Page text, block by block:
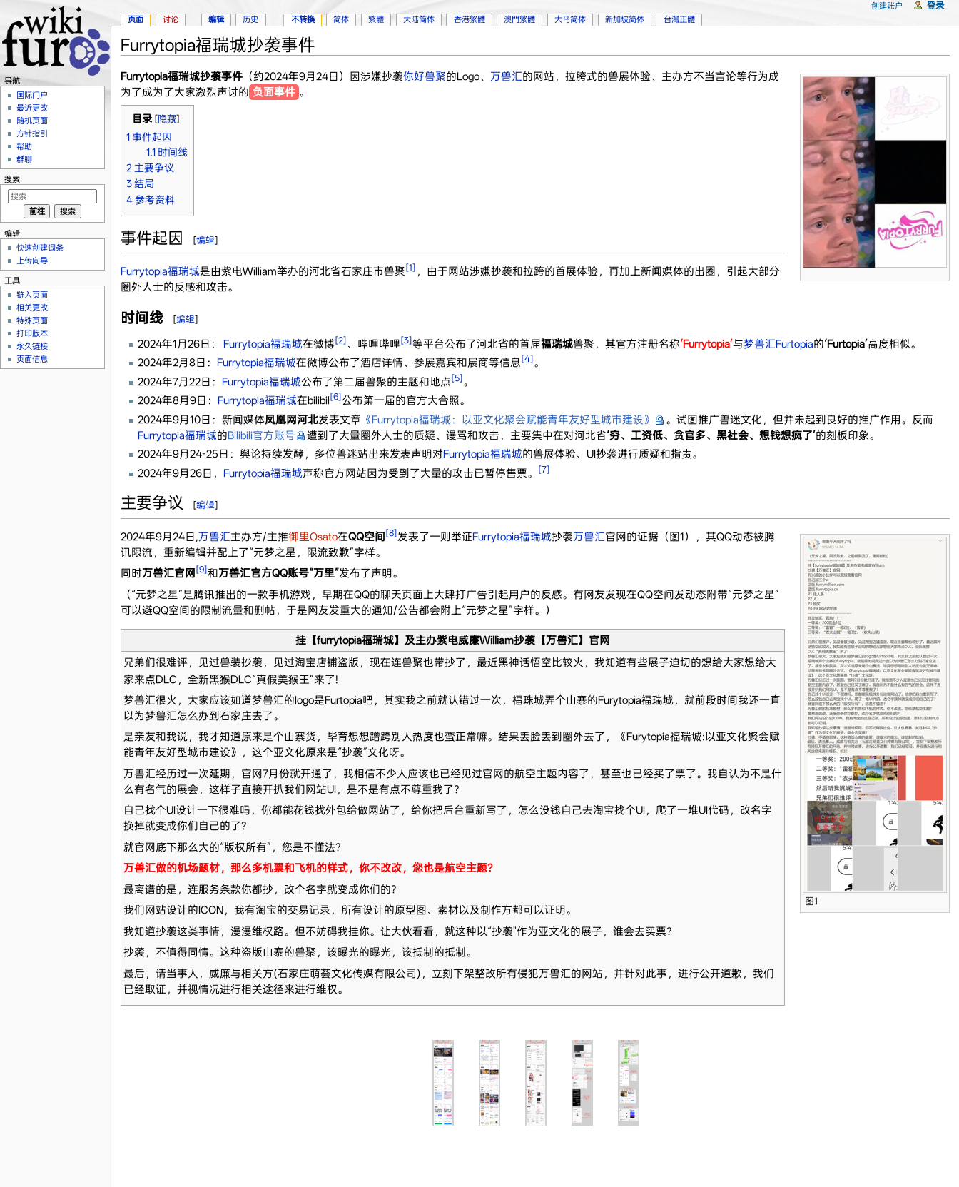
Furrytopia福瑞城抄袭事件
Furrytopia福瑞城抄袭事件（约2024年9月24日）因涉嫌抄袭你好兽聚的Logo、 万兽汇的网站，拉胯式的兽展体验、主办方不当言论等行为成
为了成为了大家激烈声讨的 负面事件 。
目录 [隐藏]
1 事件起因
1.1 时间线
2 主要争议
3 结局
4 参考资料
事件起因 [编辑]
Furrytopia福瑞城是由紫电William举办的河北省石家庄市兽聚[1] ，由于网站涉嫌抄袭和拉跨的首展体验，再加上新闻媒体的出圈，引起大部分
圈外人士的反感和攻击。
时间线 [编辑]
2024年1月26日： Furrytopia福瑞城在微博[2] 、哔哩哔哩[3]等平台公布了河北省的首届福瑞城兽聚，其官方注册名称‘Furrytopia’与梦兽汇Furtopia的‘Furtopia’高度相似。
2024年2月8日： Furrytopia福瑞城在微博公布了酒店详情、参展嘉宾和展商等信息[4] 。
2024年7月22日： Furrytopia福瑞城公布了第二届兽聚的主题和地点[5]。
2024年8月9日： Furrytopia福瑞城在bilibil[6]公布第一届的官方大合照。
2024年9月10日：新闻媒体凤凰网河北发表文章 《Furrytopia福瑞城：以亚文化聚会赋能青年友好型城市建设》
。试图推广兽迷文化，但并未起到良好的推广作用。反而
Furrytopia福瑞城的Bilibili官方账号 遭到了大量圈外人士的质疑、谩骂和攻击，主要集中在对河北省‘穷、工资低、贪官多、黑社会、想钱想疯了’的刻板印象。
2024年9月24-25日：舆论持续发酵，多位兽迷站出来发表声明对Furrytopia福瑞城的兽展体验、UI抄袭进行质疑和指责。
2024年9月26日， Furrytopia福瑞城声称官方网站因为受到了大量的攻击已暂停售票。 [7]
主要争议 [编辑]
图1
2024年9月24日,万兽汇主办方/主推御里Osato在QQ空间[8]发表了一则举证Furrytopia福瑞城抄袭万兽汇官网的证据（图1），其QQ动态被腾
讯限流，重新编辑并配上了“元梦之星，限流致歉”字样。
同时万兽汇官网 [9]和万兽汇官方QQ账号“万里”发布了声明。
（“元梦之星”是腾讯推出的一款手机游戏，早期在QQ的聊天页面上大肆打广告引起用户的反感。有网友发现在QQ空间发动态附带“元梦之星”
可以避QQ空间的限制流量和删帖，于是网友发重大的通知/公告都会附上“元梦之星”字样。）
挂【furrytopia福瑞城】及主办紫电威廉William抄袭【万兽汇】官网
兄弟们很难评，见过兽装抄袭，见过淘宝店铺盗版，现在连兽聚也带抄了，最近黑神话悟空比较火，我知道有些展子迫切的想给大家想给大
家来点DLC，全新黑猴DLC“真假美猴王”来了!
梦兽汇很火，大家应该如道梦兽汇的logo是Furtopia吧，其实我之前就认错过一次，福珠城弄个山寨的Furytopia福瑞城，就前段时间我还一直
以为梦兽汇怎么办到石家庄去了。
是亲友和我说，我才知道原来是个山寨货，毕育想想蹭跨别人热度也蛮正常嘛。结果丢脸丢到圈外去了，《Furytopia福瑞城:以亚文化聚会赋
能青年友好型城市建设》，这个亚文化原来是“抄袭”文化呀。
万兽汇经历过一次延期，官网7月份就开通了，我相信不少人应该也已经见过官网的航空主题内容了，甚至也已经买了票了。我自认为不是什
么有名气的展会，这样子直接开扒我们网站UI，是不是有点不尊重我了？
自己找个UI设计一下很难吗，你都能花钱找外包给做网站了，给你把后台重新写了，怎么没钱自己去淘宝找个UI，爬了一堆UI代码，改名字
换掉就变成你们自己的了？
就官网底下那么大的“版权所有”，您是不懂法？
万兽汇做的机场题材，那么多机票和飞机的样式，你不改改，您也是航空主题？
最离谱的是，连服务条款你都抄，改个名字就变成你们的？
我们网站设计的ICON，我有淘宝的交易记录，所有设计的原型图、素材以及制作方都可以证明。
我知道抄袭这类事情，漫漫维权路。但不妨碍我挂你。让大伙看看，就这种以“抄袭"作为亚文化的展子，谁会去买票？
抄袭，不值得同情。这种盗版山寨的兽聚，该曝光的曝光，该抵制的抵制。
最后，请当事人，威廉与相关方(石家庄萌荟文化传媒有限公司)，立刻下架整改所有侵犯万兽汇的网站，并针对此事，进行公开道歉，我们
已经取证，并视情况进行相关途径来进行维权。
页面 讨论 编辑 历史 不转换 简体 繁體 大陆简体 香港繁體 澳門繁體 大马简体 新加坡简体 台灣正體
创建账户 登录
导航
国际门户
最近更改
随机页面
方针指引
帮助
群聊
搜索
编辑
快速创建词条
上传向导
工具
链入页面
相关更改
特殊页面
打印版本
永久链接
页面信息